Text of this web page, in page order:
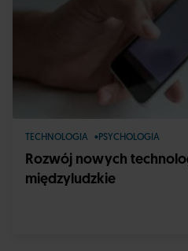
TECHNOLOGIA PSYCHOLOGIA
Rozwój nowych
międzyludzkie